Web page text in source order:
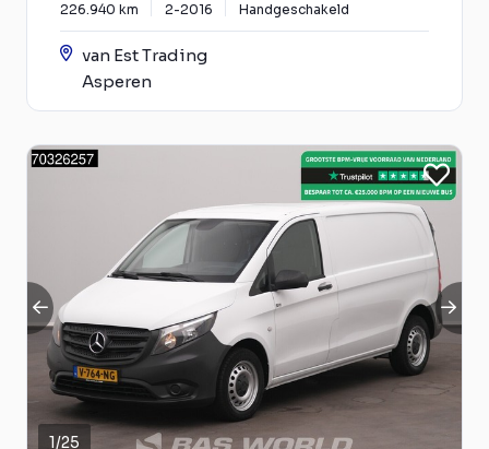
226.940 km 2-2016 Handgeschakeld
van Est Trading
Asperen
1/25